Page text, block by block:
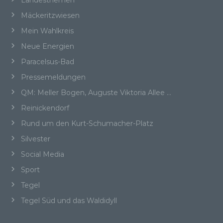
Mäckeritzwiesen
Mein Wahlkreis
Neue Energien
Paracelsus-Bad
Pressemeldungen
QM: Meller Bogen, Auguste Viktoria Allee …
Reinickendorf
Rund um den Kurt-Schumacher-Platz
Silvester
Social Media
Sport
Tegel
Tegel Süd und das Waldidyll
Kennung wie einem Namen, zu einer
Kennnummer, zu Standortdaten, zu einer
besonderen Merkmalen, die Ausdruck der
physischen, physiologischen, genetischen,
sozialen Identität dieser natürlichen Person
sind, identifiziert werden kann.
Betroffene Person ist jede identifizierte oder
personenbezogene Daten von dem für die
Verarbeitung Verantwortlichen verarbeitet